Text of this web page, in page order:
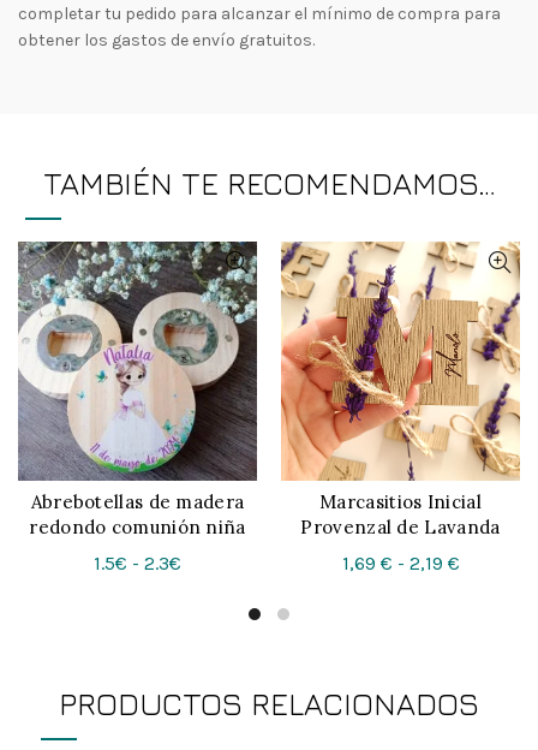
completar tu pedido para alcanzar el mínimo de compra para
obtener los gastos de envío gratuitos.
TAMBIÉN TE RECOMENDAMOS…
CONFIGURAR
Abrebotellas de madera
redondo comunión niña
1.5€ - 2.3€
precios:
hasta
CONFIGURAR
Marcasitios Inicial
Provenzal de Lavanda
1,69 € - 2,19 €Rango
hasta
PRODUCTOS RELACIONADOS